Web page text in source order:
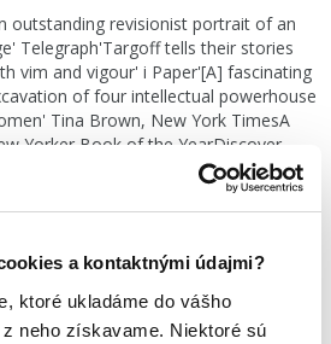
a kontaktnými údajmi?
ktoré ukladáme do vášho
neho získavame. Niektoré sú
outstanding revisionist portrait of an
Telegraph'Targoff tells their stories
vim and vigour' i Paper'[A] fascinating
of four intellectual powerhouse
Tina Brown, New York TimesA
Yorker Book of the YearDiscover
trvať viac ako 30 dní
Do košíka